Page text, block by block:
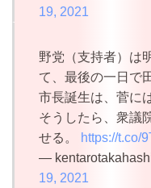
19, 2021
野党（支持者）は
て、最後の一日で
市長誕生は、菅に
そうしたら、衆議
せる。
https://t.co/
—
19, 2021